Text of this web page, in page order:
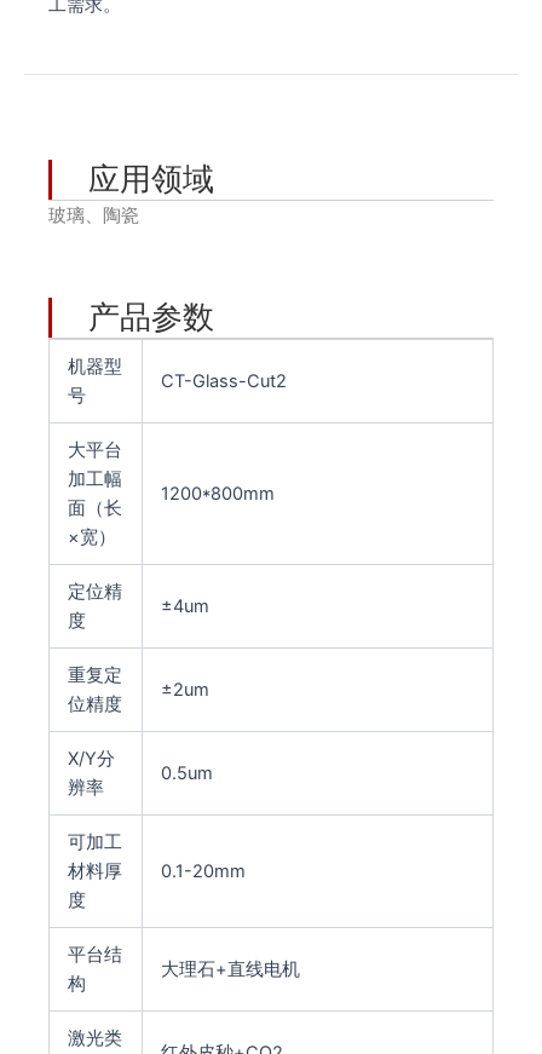
应用领域
玻璃、陶瓷
产品参数
机器型
号
CT-Glass-Cut2
大平台
加工幅
面（长
×宽）
1200*800mm
定位精
度
±4um
重复定
位精度
±2um
X/Y分
辨率
0.5um
可加工
材料厚
度
0.1-20mm
平台结
构
大理石+直线电机
激光类